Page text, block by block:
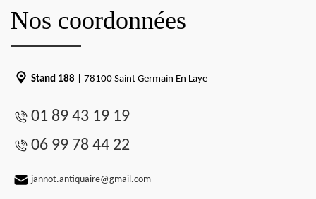
Nos coordonnées
Stand 188 | 78100 Saint Germain En Laye
01 89 43 19 19
06 99 78 44 22
jannot.antiquaire@gmail.com